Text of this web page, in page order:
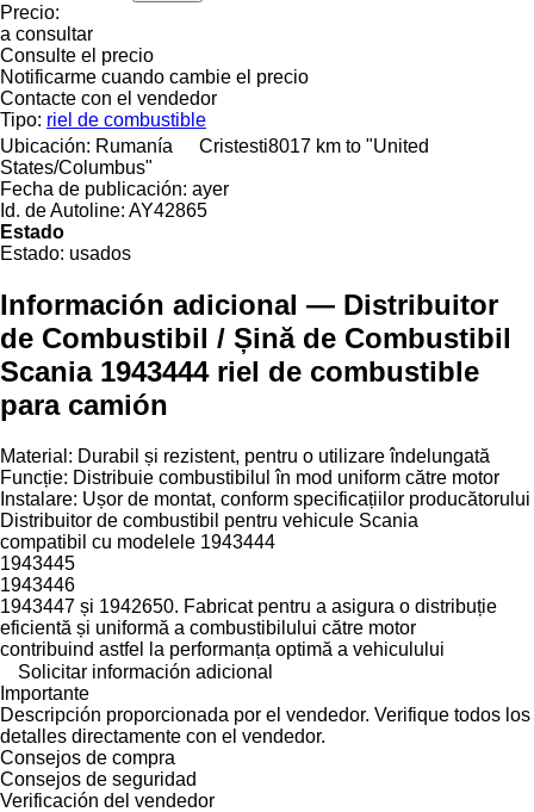
Precio:
a consultar
Consulte el precio
Notificarme cuando cambie el precio
Contacte con el vendedor
Tipo: riel de combustible
Ubicación: Rumanía Cristesti8017 km to "United
States/Columbus"
Fecha de publicación: ayer
Id. de Autoline: AY42865
Estado
Estado: usados
Información adicional — Distribuitor
de Combustibil / Șină de Combustibil
Scania 1943444 riel de combustible
para camión
Material: Durabil și rezistent, pentru o utilizare îndelungată
Funcție: Distribuie combustibilul în mod uniform către motor
Instalare: Ușor de montat, conform specificațiilor producătorului
Distribuitor de combustibil pentru vehicule Scania
compatibil cu modelele 1943444
1943445
1943446
1943447 și 1942650. Fabricat pentru a asigura o distribuție
eficientă și uniformă a combustibilului către motor
contribuind astfel la performanța optimă a vehiculului
Solicitar información adicional
Importante
Descripción proporcionada por el vendedor. Verifique todos los
detalles directamente con el vendedor.
Consejos de compra
Consejos de seguridad
Verificación del vendedor